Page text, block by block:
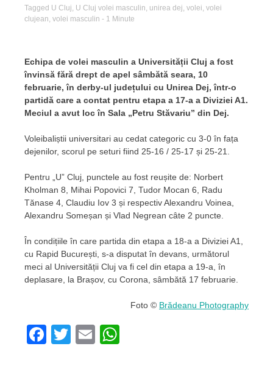
Tagged U Cluj U Cluj volei masculin unirea dej volei volei
clujean volei masculin - 1 Minute
Echipa de volei masculin a Universității Cluj a fost
învinsă fără drept de apel sâmbătă seara, 10
februarie, în derby-ul județului cu Unirea Dej, într-o
partidă care a contat pentru etapa a 17-a a Diviziei A1.
Meciul a avut loc în Sala „Petru Stăvariu” din Dej.
Voleibaliștii universitari au cedat categoric cu 3-0 în fața
dejenilor, scorul pe seturi fiind 25-16 / 25-17 și 25-21.
Pentru „U” Cluj, punctele au fost reușite de: Norbert
Kholman 8, Mihai Popovici 7, Tudor Mocan 6, Radu
Tănase 4, Claudiu Iov 3 și respectiv Alexandru Voinea,
Alexandru Someșan și Vlad Negrean câte 2 puncte.
În condițiile în care partida din etapa a 18-a a Diviziei A1,
cu Rapid București, s-a disputat în devans, următorul
meci al Universității Cluj va fi cel din etapa a 19-a, în
deplasare, la Brașov, cu Corona, sâmbătă 17 februarie.
Foto © Brădeanu Photography
Facebook
Twitter
Email